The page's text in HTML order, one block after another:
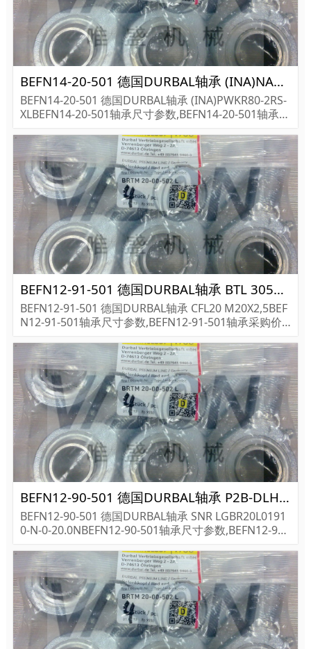
BEFN14-20-501 德国DURBAL轴承 (INA)NA4905-XL
BEFN14-20-501 德国DURBAL轴承 (INA)PWKR80-2RS-
XLBEFN14-20-501轴承尺寸参数,BEFN14-20-501轴承采
BEFN12-91-501 德国DURBAL轴承 BTL 3056 KBF GS HFB
BEFN12-91-501 德国DURBAL轴承 CFL20 M20X2,5BEF
N12-91-501轴承尺寸参数,BEFN12-91-501轴承采购价
BEFN12-90-501 德国DURBAL轴承 P2B-DLH-115-E-HT 068841
BEFN12-90-501 德国DURBAL轴承 SNR LGBR20L0191
0-N-0-20.0NBEFN12-90-501轴承尺寸参数,BEFN12-90-